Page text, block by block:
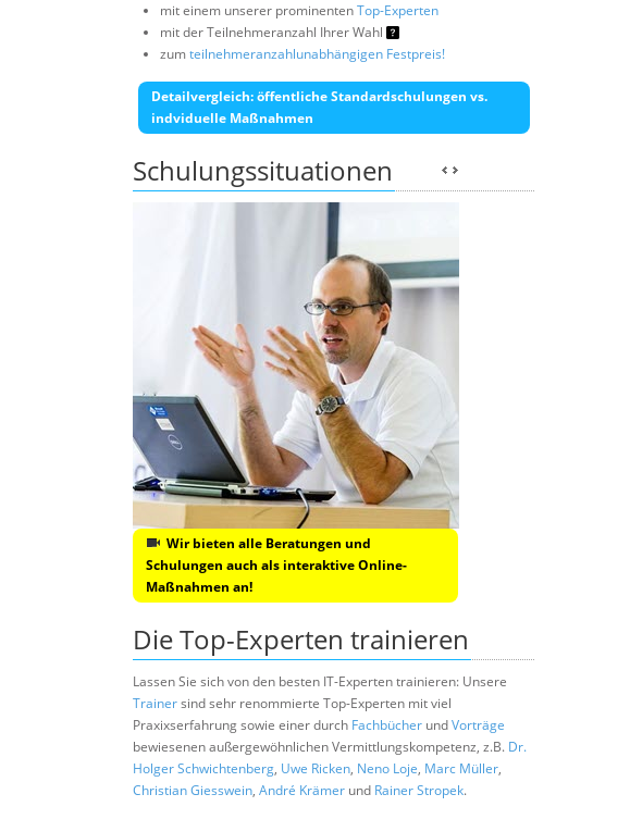
mit einem unserer prominentenTop-Experten
mit der Teilnehmeranzahl Ihrer Wahl
zumteilnehmeranzahlunabhängigen Festpreis!
Detailvergleich: öffentliche Standardschulungen vs.
indviduelle Maßnahmen
Schulungssituationen
Wir bieten alle Beratungen und
Schulungen auch als interaktive Online-
Maßnahmen an!
Die Top-Experten trainieren
Lassen Sie sich von den besten IT-Experten trainieren: Unsere
Trainersind sehr renommierte Top-Experten mit viel
Praxixserfahrung sowie einer durch Fachbücher undVorträge
bewiesenen außergewöhnlichen Vermittlungskompetenz, z.B. Dr.
Holger Schwichtenberg, Uwe Ricken, Neno Loje, Marc Müller,
Christian Giesswein, André Krämer und Rainer Stropek.